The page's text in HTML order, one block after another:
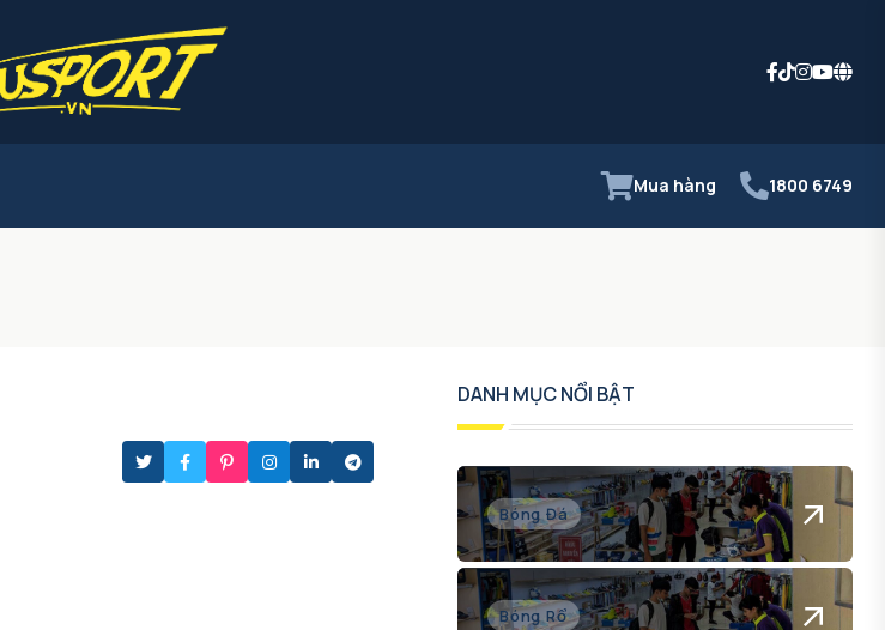
Mua hàng 1800 6749
DANH MỤC NỔI BẬT
Bóng Đá
Bóng Rổ